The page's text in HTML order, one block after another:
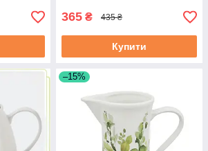
365 ₴ 435 ₴
Купити
–15%